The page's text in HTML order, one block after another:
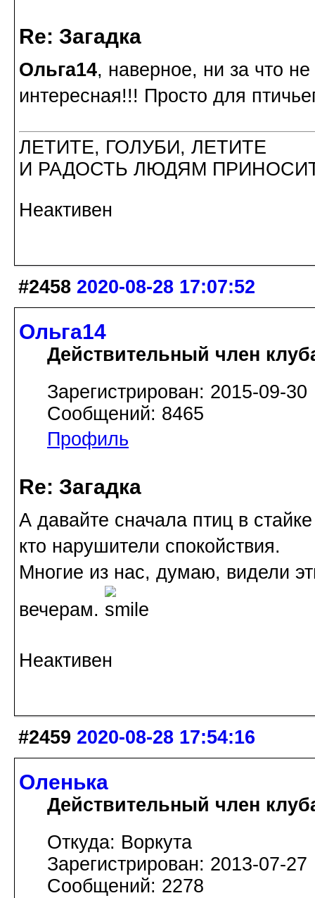
Re: Загадка
Ольга14, наверное, ни за что
интересная!!! Просто для
ЛЕТИТЕ, ГОЛУБИ, ЛЕТИТЕ
И РАДОСТЬ ЛЮДЯМ
Неактивен
#2458 2020-08-28 17:07:52
Ольга14
Действительный член
Зарегистрирован: 2015-09-30
Сообщений: 8465
Профиль
Re: Загадка
А давайте сначала птиц в
кто нарушители спокойствия.
Многие из нас, думаю, видели
вечерам.
Неактивен
#2459 2020-08-28 17:54:16
Оленька
Действительный член
Откуда: Воркута
Зарегистрирован: 2013-07-27
Сообщений: 2278